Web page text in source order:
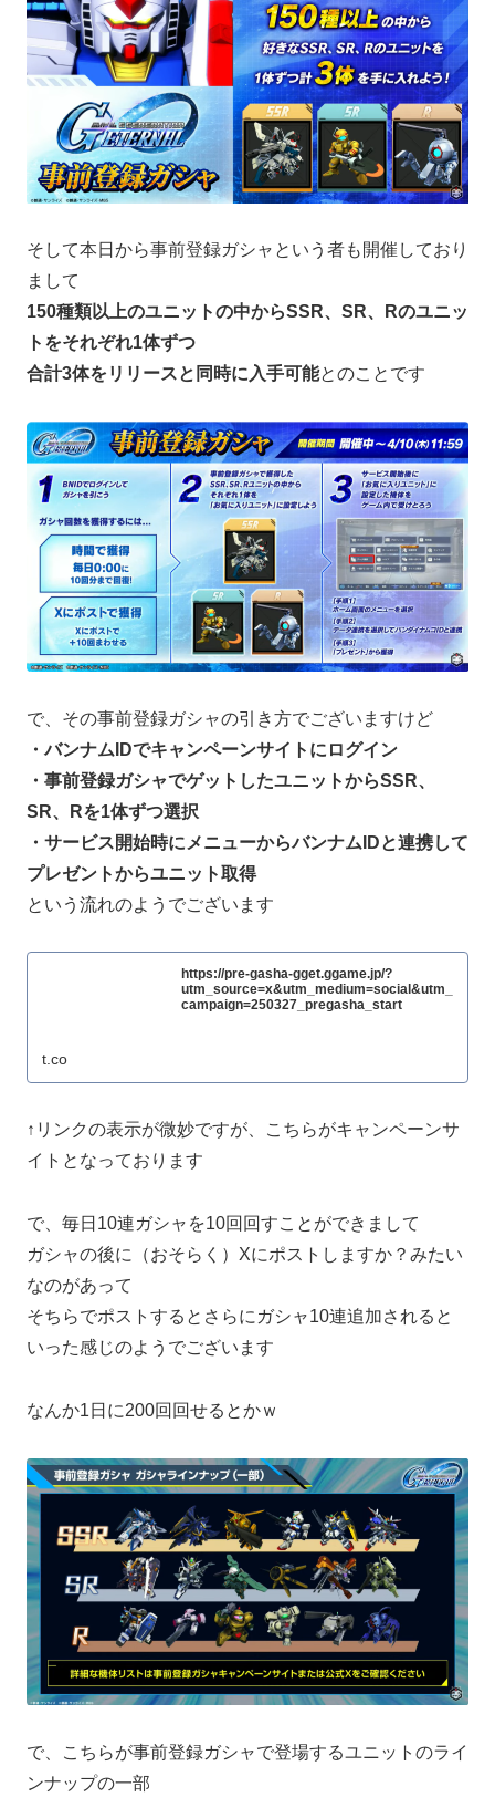
そして本日から事前登録ガシャという者も開催しており
まして
150種類以上のユニットの中からSSR、SR、Rのユニッ
トをそれぞれ1体ずつ
合計3体をリリースと同時に入手可能とのことです
で、その事前登録ガシャの引き方でございますけど
・バンナムIDでキャンペーンサイトにログイン
・事前登録ガシャでゲットしたユニットからSSR、
SR、Rを1体ずつ選択
・サービス開始時にメニューからバンナムIDと連携して
プレゼントからユニット取得
という流れのようでございます
https://pre-gasha-gget.ggame.jp/?
utm_source=x&utm_medium=social&utm_
campaign=250327_pregasha_start
t.co
↑リンクの表示が微妙ですが、こちらがキャンペーンサ
イトとなっております
で、毎日10連ガシャを10回回すことができまして
ガシャの後に（おそらく）Xにポストしますか？みたい
なのがあって
そちらでポストするとさらにガシャ10連追加されると
いった感じのようでございます
なんか1日に200回回せるとかｗ
で、こちらが事前登録ガシャで登場するユニットのライ
ンナップの一部